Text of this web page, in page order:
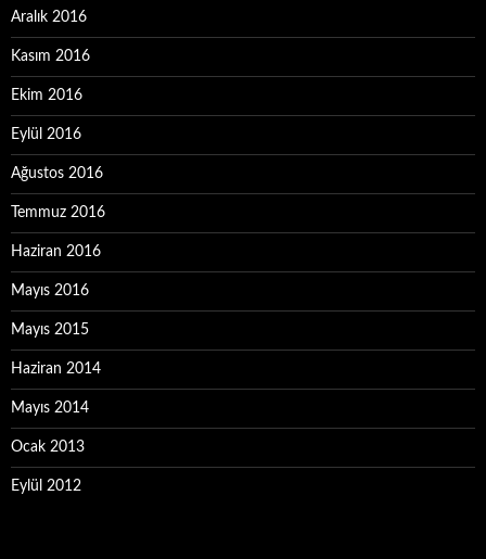
Aralık 2016
Kasım 2016
Ekim 2016
Eylül 2016
Ağustos 2016
Temmuz 2016
Haziran 2016
Mayıs 2016
Mayıs 2015
Haziran 2014
Mayıs 2014
Ocak 2013
Eylül 2012